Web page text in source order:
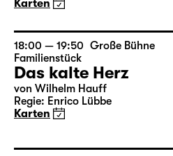
19:30 — 20:55
Was ihr wollt (A
Version)
von William Shakespeare
Deutsch von Jens Roselt
Fassung von Pia Richter und
Regie: Pia Richter
18:45 + 19:00
Einführung im
Karten